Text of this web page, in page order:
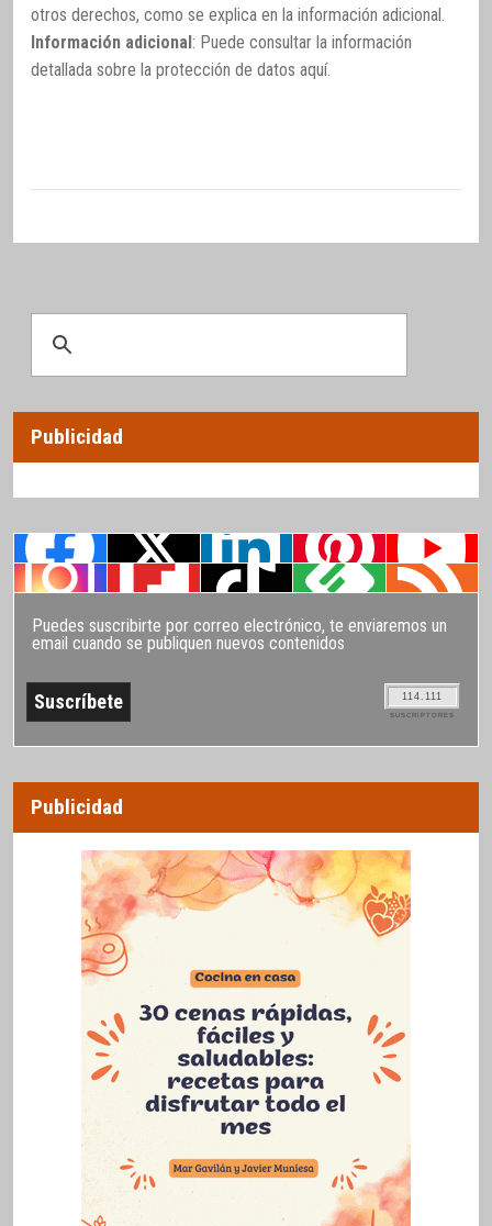
otros derechos, como se explica en la información adicional.
Información adicional: Puede consultar la información
detallada sobre la protección de datos aquí.
Publicidad
Puedes suscribirte por correo electrónico, te enviaremos un
email cuando se publiquen nuevos contenidos
114.111
SUSCRIPTORES
Publicidad